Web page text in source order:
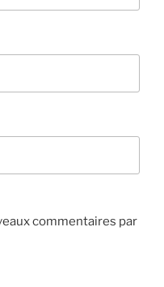
commentaires par